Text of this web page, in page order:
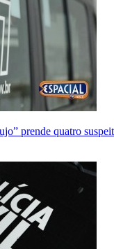
prende quatro